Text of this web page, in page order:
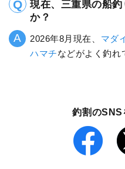
現在、三重県の船
か？
2026年8月現在、 マダ
ハマチなどがよく釣れ
釣割のSNS